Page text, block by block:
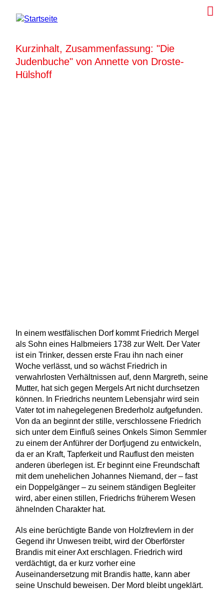
Kurzinhalt, Zusammenfassung: "Die
Judenbuche" von Annette von Droste-
Hülshoff
In einem westfälischen Dorf kommt Friedrich Mergel
als Sohn eines Halbmeiers 1738 zur Welt. Der Vater
ist ein Trinker, dessen erste Frau ihn nach einer
Woche verlässt, und so wächst Friedrich in
verwahrlosten Verhältnissen auf, denn Margreth, seine
Mutter, hat sich gegen Mergels Art nicht durchsetzen
können. In Friedrichs neuntem Lebensjahr wird sein
Vater tot im nahegelegenen Brederholz aufgefunden.
Von da an beginnt der stille, verschlossene Friedrich
sich unter dem Einfluß seines Onkels Simon Semmler
zu einem der Anführer der Dorfjugend zu entwickeln,
da er an Kraft, Tapferkeit und Rauflust den meisten
anderen überlegen ist. Er beginnt eine Freundschaft
mit dem unehelichen Johannes Niemand, der – fast
ein Doppelgänger – zu seinem ständigen Begleiter
wird, aber einen stillen, Friedrichs früherem Wesen
ähnelnden Charakter hat.
Als eine berüchtigte Bande von Holzfrevlern in der
Gegend ihr Unwesen treibt, wird der Oberförster
Brandis mit einer Axt erschlagen. Friedrich wird
verdächtigt, da er kurz vorher eine
Auseinandersetzung mit Brandis hatte, kann aber
seine Unschuld beweisen. Der Mord bleibt ungeklärt.